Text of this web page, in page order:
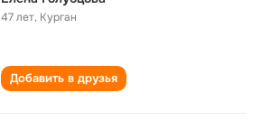
47 лет, Курган
Добавить в друзья